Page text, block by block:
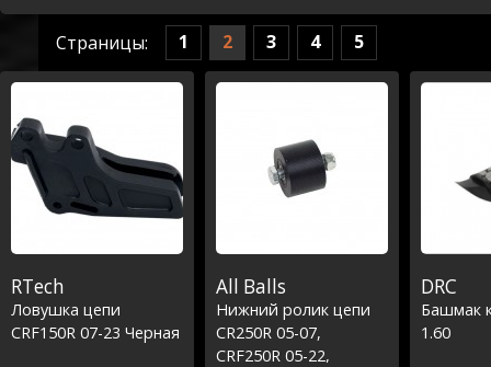
Страницы: 1 2 3 4 5
RTech
Ловушка цепи
CRF150R 07-23 Черная
All Balls
Нижний ролик цепи
CR250R 05-07,
CRF250R 05-22,
DRC
Башмак
1.60